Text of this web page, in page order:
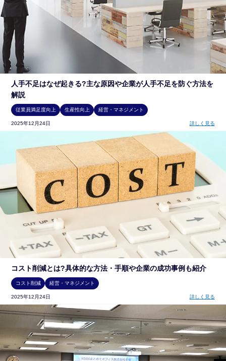
人手不足はなぜ起きる?主な原因や企業が人手不足を防ぐ方法を
解説
従業員満足度向上 生産性向上 経営・マネジメント
2025年12月24日 詳しく見る
コスト削減とは?具体的な方法・手順や企業の成功事例も紹介
コスト削減 経営・マネジメント
2025年12月24日 詳しく見る